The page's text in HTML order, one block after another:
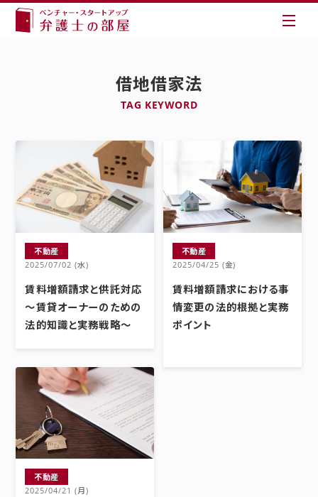
借地借家法
TAG KEYWORD
不動産
2025/07/02 (水)
賃料増額請求と供託対応
～賃貸オーナーのための
法的知識と実務戦略～
不動産
2025/04/25 (金)
賃料増額請求における事
情変更の法的根拠と実務
ポイント
不動産
2025/04/21 (月)